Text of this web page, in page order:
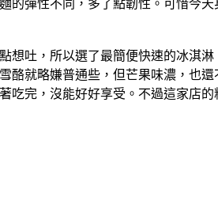
的彈性不同，多了點韌性。可惜今
想吐，所以選了最簡便快速的冰淇
酪就略嫌普通些，但芒果味濃，也
吃完，沒能好好享受。不過這家店